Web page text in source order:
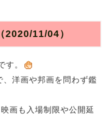
（2020/11/04）
す。
洋画や邦画を問わず鑑
画も入場制限や公開延